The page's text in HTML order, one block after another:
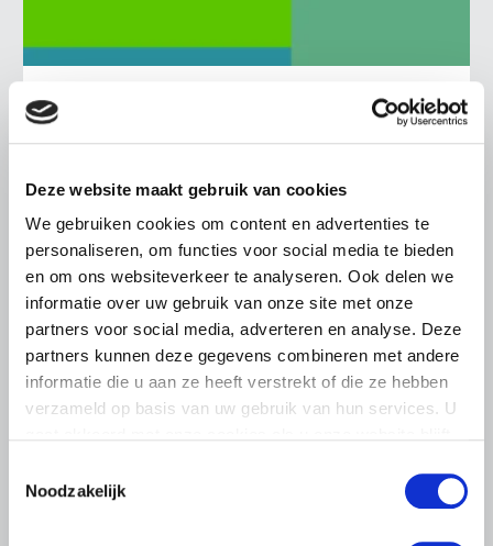
Deze website maakt gebruik van cookies
We gebruiken cookies om content en advertenties te
personaliseren, om functies voor social media te bieden
en om ons websiteverkeer te analyseren. Ook delen we
informatie over uw gebruik van onze site met onze
partners voor social media, adverteren en analyse. Deze
partners kunnen deze gegevens combineren met andere
informatie die u aan ze heeft verstrekt of die ze hebben
verzameld op basis van uw gebruik van hun services. U
Noodzakelijk
BELANGRIJKE INFORMATIE
6 AUGUSTUS 2026
dreigende onteigening
pluimveehouders
ZLTO, LLTB, LTO Noord en LTO Nederland roepen hun
leden op om op vrijdagochtend 14 augustus massaal naar
het voorplein van het provinciehuis in Den Bosch te
komen…
Lees meer